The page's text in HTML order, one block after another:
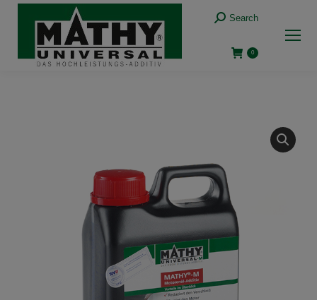
Search:
Search
0